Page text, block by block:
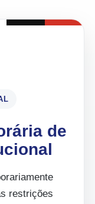
de
restrições